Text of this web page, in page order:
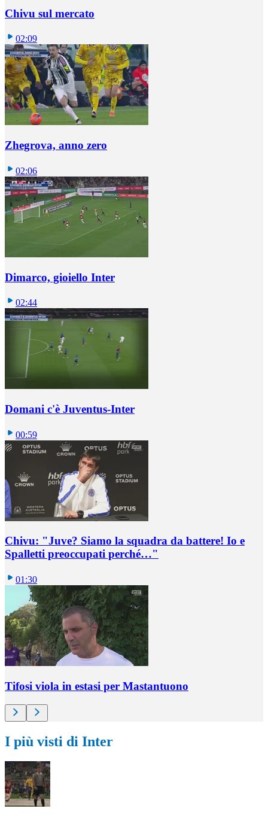
Chivu sul mercato
02:09
Zhegrova, anno zero
02:06
Dimarco, gioiello Inter
02:44
Domani c'è Juventus-Inter
00:59
Chivu: "Juve? Siamo la squadra da battere! Io e
Spalletti preoccupati perché…"
01:30
Tifosi viola in estasi per Mastantuono
I più visti di Inter